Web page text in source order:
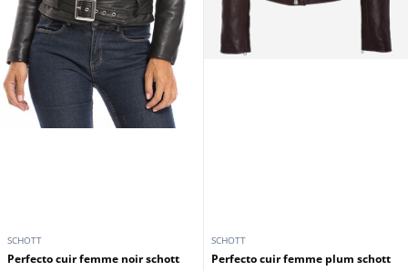
SCHOTT
Perfecto cuir femme noir schott
SCHOTT
Perfecto cuir femme plum schott